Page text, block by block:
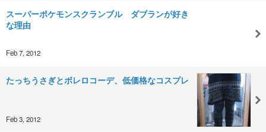
スーパーポケモンスクランブル ダブランが好き
な理由
Feb 7, 2012
たっちうさぎとボレロコーデ、低価格なコスプレ
Feb 3, 2012